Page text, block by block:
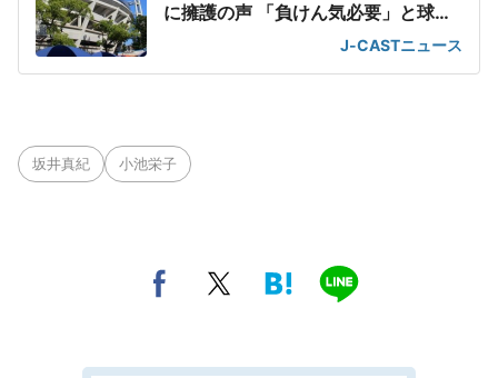
に擁護の声 「負けん気必要」と球団
J-CASTニュース
坂井真紀 小池栄子